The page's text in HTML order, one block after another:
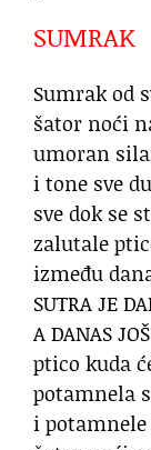
SUMRAK
Sumrak od
šator noći
umoran
i tone sve
sve dok se
zalutale
između
SUTRA JE
A DANAS
ptico kuda
potamnela
i